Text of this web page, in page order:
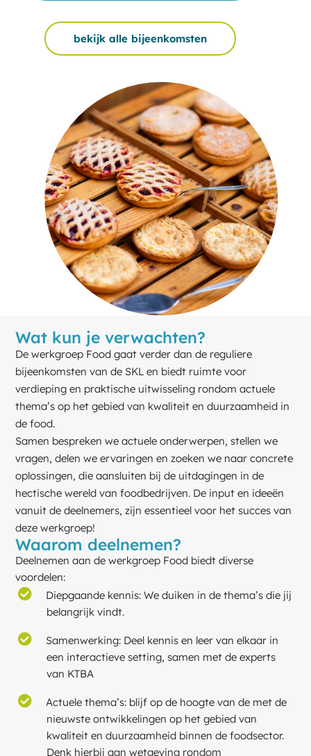
bekijk alle bijeenkomsten
Wat kun je verwachten?
De werkgroep Food gaat verder dan de reguliere
bijeenkomsten van de SKL en biedt ruimte voor
verdieping en praktische uitwisseling rondom actuele
thema’s op het gebied van kwaliteit en duurzaamheid in
de food.
Samen bespreken we actuele onderwerpen, stellen we
vragen, delen we ervaringen en zoeken we naar concrete
oplossingen, die aansluiten bij de uitdagingen in de
hectische wereld van foodbedrijven. De input en ideeën
vanuit de deelnemers, zijn essentieel voor het succes van
deze werkgroep!
Waarom deelnemen?
Deelnemen aan de werkgroep Food biedt diverse
voordelen:
Diepgaande kennis: We duiken in de thema’s die jij
belangrijk vindt.
Samenwerking: Deel kennis en leer van elkaar in
een interactieve setting, samen met de experts
van KTBA
Actuele thema’s: blijf op de hoogte van de met de
nieuwste ontwikkelingen op het gebied van
kwaliteit en duurzaamheid binnen de foodsector.
Denk hierbij aan wetgeving rondom